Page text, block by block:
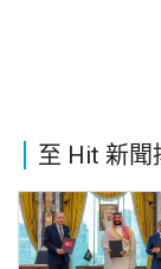
至 Hit 新聞